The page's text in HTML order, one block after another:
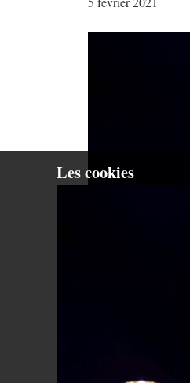
Les cookies